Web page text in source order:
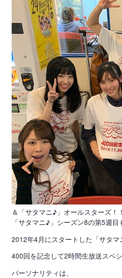
＆「サタマニ♪」オールスターズ！！
「サタマニ♪」シーズン8の第5週
2012年4月にスタートした「サタ
400回を記念して2時間生放送スペ
パーソナリティは、